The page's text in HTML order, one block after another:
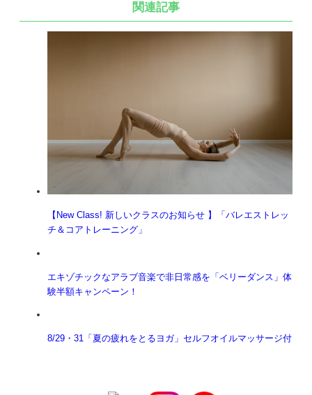
関連記事
【New Class! 新しいクラスのお知らせ 】「バレエストレッ
チ＆コアトレーニング」
エキゾチックなアラブ音楽で非日常感を「ベリーダンス」体
験半額キャンペーン！
8/29・31「夏の疲れをとるヨガ」セルフオイルマッサージ付